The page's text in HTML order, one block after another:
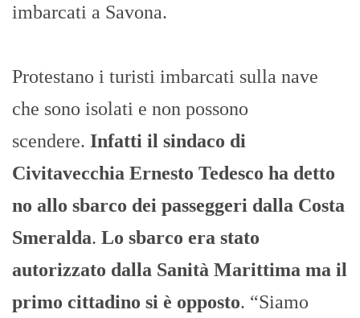
imbarcati a Savona.
Protestano i turisti imbarcati sulla nave
che sono isolati e non possono
scendere. Infatti il sindaco di
Civitavecchia Ernesto Tedesco ha detto
no allo sbarco dei passeggeri dalla Costa
Smeralda. Lo sbarco era stato
autorizzato dalla Sanità Marittima ma il
primo cittadino si è opposto. “Siamo